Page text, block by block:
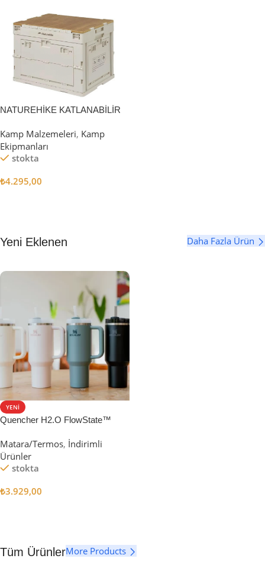
NATUREHİKE KATLANABİLİR
Kamp Malzemeleri, Kamp
Ekipmanları
stokta
₺4.295,00
Yeni Eklenen Daha Fazla Ürün
YENI
Quencher H2.O FlowState™
Matara/Termos, İndirimli
Ürünler
stokta
₺3.929,00
Tüm ÜrünlerMore Products